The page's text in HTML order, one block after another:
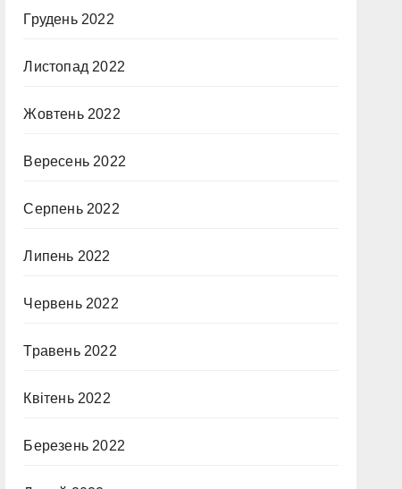
Грудень 2022
Листопад 2022
Жовтень 2022
Вересень 2022
Серпень 2022
Липень 2022
Червень 2022
Травень 2022
Квітень 2022
Березень 2022